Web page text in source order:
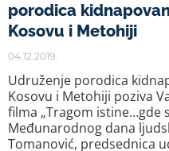
porodica
Kosovu i Metohiji
04.12.2019.
Udruženje porodica
Kosovu i Metohiji poziva
filma „Tragom istine…gde
Međunarodnog dana
Tomanović, predsednica